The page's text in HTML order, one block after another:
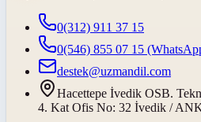
0(312) 911 37 15
0(546) 855 07 15
destek@uzmandil.com
Hacettepe İvedik OSB.
4. Kat Ofis No: 32 İvedik /